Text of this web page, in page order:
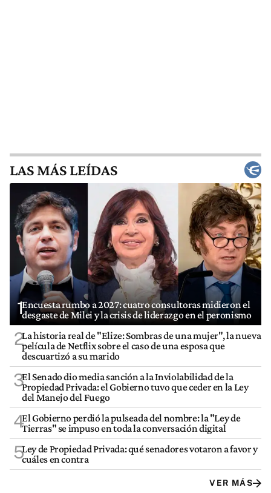
LAS MÁS LEÍDAS
1Encuesta rumbo a 2027: cuatro consultoras midieron el
desgaste de Milei y la crisis de liderazgo en el peronismo
2La historia real de "Elize: Sombras de una mujer", la nueva
película de Netflix sobre el caso de una esposa que
descuartizó a su marido
3El Senado dio media sanción a la Inviolabilidad de la
Propiedad Privada: el Gobierno tuvo que ceder en la Ley
del Manejo del Fuego
4El Gobierno perdió la pulseada del nombre: la "Ley de
Tierras" se impuso en toda la conversación digital
5Ley de Propiedad Privada: qué senadores votaron a favor y
cuáles en contra
VER MÁS